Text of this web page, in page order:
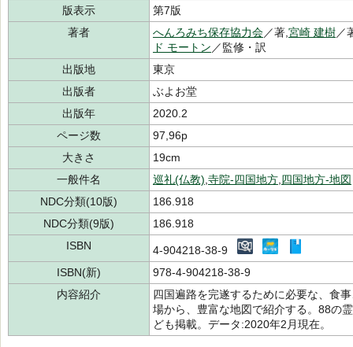
版表示
第7版
著者
へんろみち保存協力会／著, 宮崎 建樹／
ド モートン ／監修・訳
出版地
東京
出版者
ぶよお堂
出版年
2020.2
ページ数
97,96p
大きさ
19cm
一般件名
巡礼(仏教) 寺院-四国地方 四国地方-地図
NDC分類(10版)
186.918
NDC分類(9版)
186.918
ISBN
4-904218-38-9
ISBN(新)
978-4-904218-38-9
内容紹介
四国遍路を完遂するために必要な、食
場から、豊富な地図で紹介する。88の
ども掲載。データ:2020年2月現在。